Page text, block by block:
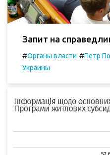
Запит на
#Органы власти #Петр
Украины